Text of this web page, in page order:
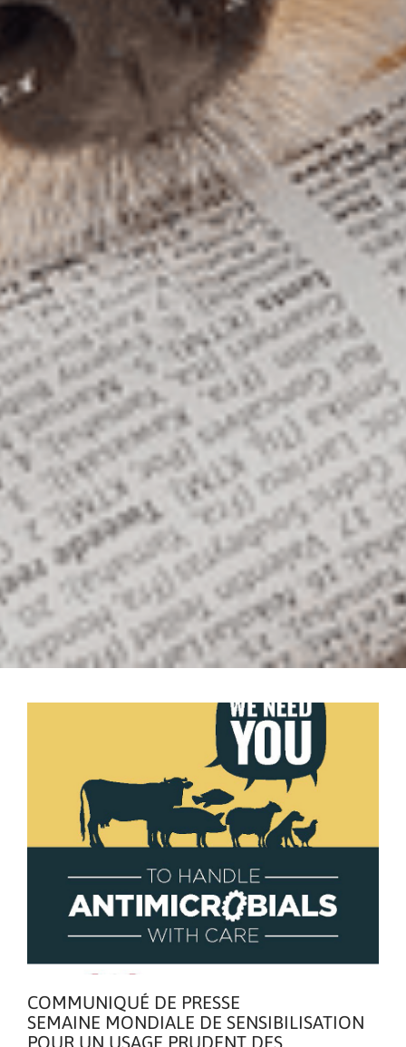
COMMUNIQUÉ DE PRESSE
SEMAINE MONDIALE DE SENSIBILISATION
POUR UN USAGE PRUDENT DES